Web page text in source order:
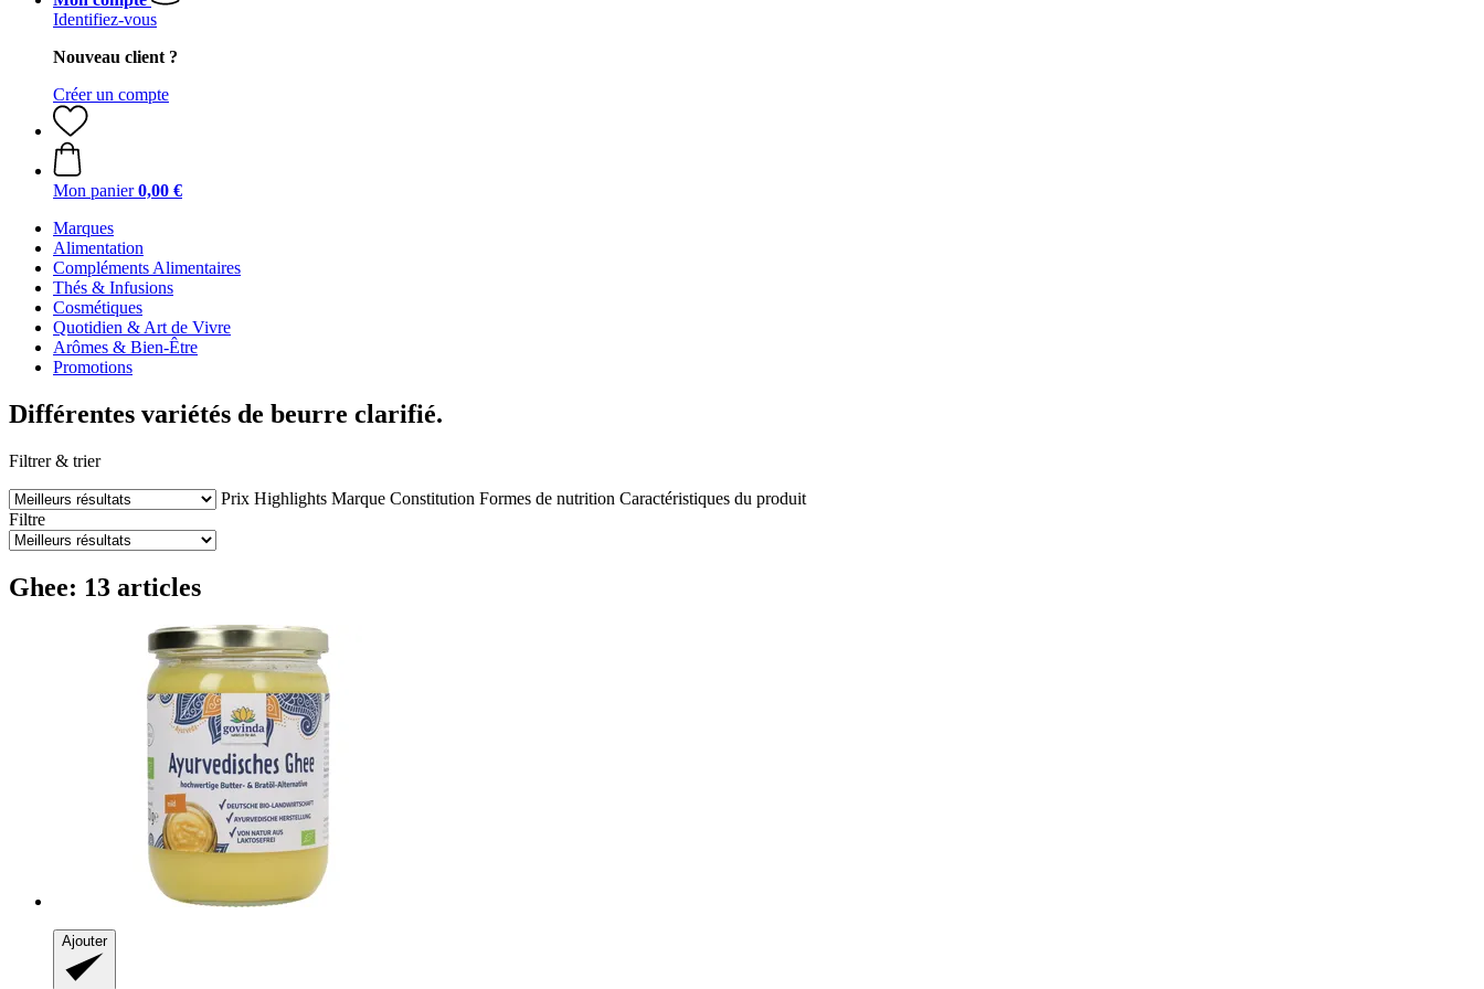
Identifiez-vous
Nouveau client ?
Créer un compte
Mon panier 0,00 €
Marques
Alimentation
Compléments Alimentaires
Thés & Infusions
Cosmétiques
Quotidien & Art de Vivre
Arômes & Bien-Être
Promotions
Différentes variétés de beurre clarifié.
Filtrer & trier
Prix Highlights Marque Constitution Formes de nutrition Caractéristiques du produit
Filtre
Ghee: 13 articles
Ajouter